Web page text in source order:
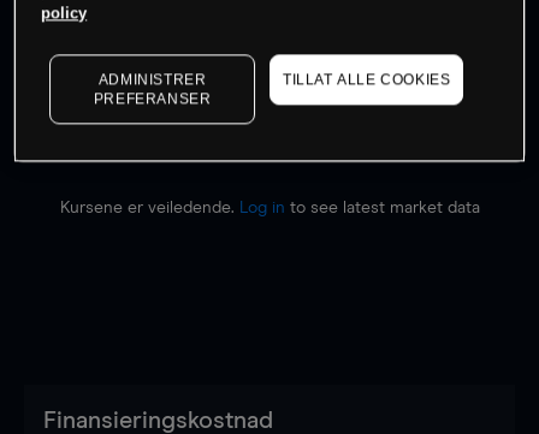
Søk om konto
Kursene er veiledende. Log in to see latest market data
Finansieringskostnad
policy
ADMINISTRER
PREFERANSER
TILLAT ALLE COOKIES